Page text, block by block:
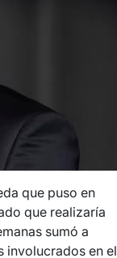
que puso en
que realizaría
sumó a
involucrados en el